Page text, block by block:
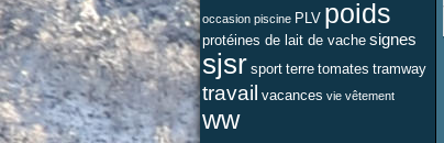
occasion piscine PLV poids
protéines de lait de vache signes
sjsr sport terre tomates tramway
travail vacances vie vêtement
ww